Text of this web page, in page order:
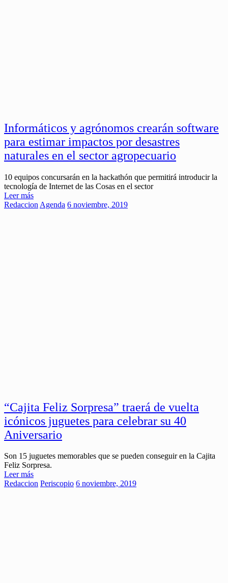
Informáticos y agrónomos crearán software
para estimar impactos por desastres
naturales en el sector agropecuario
10 equipos concursarán en la hackathón que permitirá introducir la
tecnología de Internet de las Cosas en el sector
Leer más
Redaccion Agenda 6 noviembre, 2019
“Cajita Feliz Sorpresa” traerá de vuelta
icónicos juguetes para celebrar su 40
Aniversario
Son 15 juguetes memorables que se pueden conseguir en la Cajita
Feliz Sorpresa.
Leer más
Redaccion Periscopio 6 noviembre, 2019